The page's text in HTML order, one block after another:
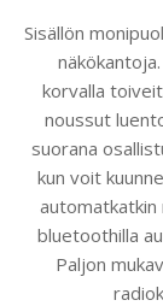
Sisällön
korvalla
noussut
suorana
kun voit
automatkatkin
bluetoothilla
Paljon